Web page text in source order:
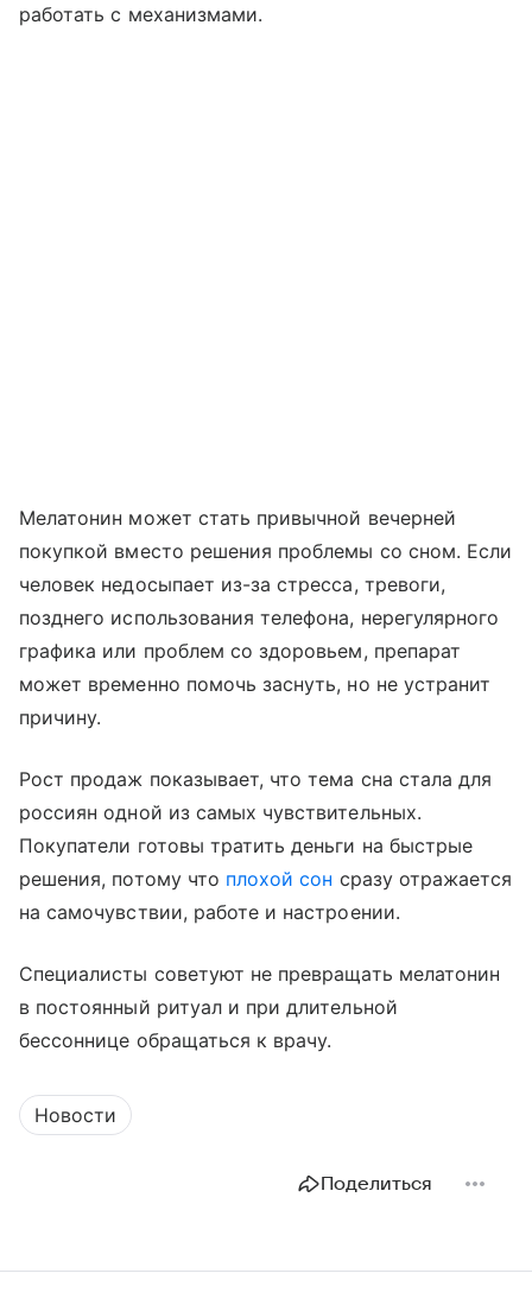
работать с механизмами.
Мелатонин может стать привычной вечерней
покупкой вместо решения проблемы со сном. Если
человек недосыпает из-за стресса, тревоги,
позднего использования телефона, нерегулярного
графика или проблем со здоровьем, препарат
может временно помочь заснуть, но не устранит
причину.
Рост продаж показывает, что тема сна стала для
россиян одной из самых чувствительных.
Покупатели готовы тратить деньги на быстрые
решения, потому что плохой сон сразу отражается
на самочувствии, работе и настроении.
Специалисты советуют не превращать мелатонин
в постоянный ритуал и при длительной
бессоннице обращаться к врачу.
Новости
Поделиться